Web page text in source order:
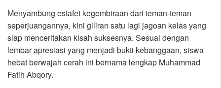
Menyambung estafet kegembiraan dari teman-teman
seperjuangannya, kini giliran satu lagi jagoan kelas yang
siap menceritakan kisah suksesnya. Sesuai dengan
lembar apresiasi yang menjadi bukti kebanggaan, siswa
hebat berwajah cerah ini bernama lengkap Muhammad
Fatih Abqory.